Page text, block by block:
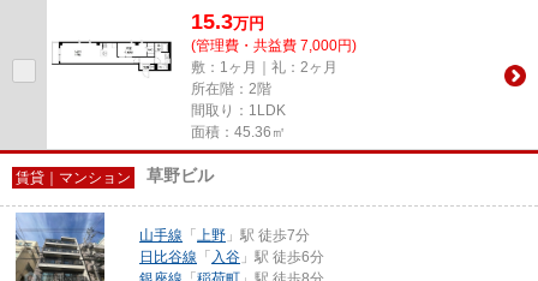
15.3万円
(管理費・共益費 7,000円)
敷：1ヶ月｜礼：2ヶ月
所在階：2階
間取り：1LDK
面積：45.36㎡
賃貸｜マンション 草野ビル
山手線 「 上野 」駅 徒歩7分
日比谷線 「 入谷 」駅 徒歩6分